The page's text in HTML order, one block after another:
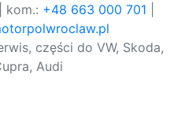
| kom.: +48 663 000 701
części do VW, Skoda,
Audi